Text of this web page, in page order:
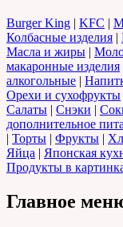
Burger King | KFC |
Колбасные изделия |
Масла и жиры |
макаронные изделия
алкогольные |
Орехи и сухофрукты
Салаты | Снэки |
дополнительное
| Торты | Фрукты |
Яйца | Японская
Продукты в
Главное